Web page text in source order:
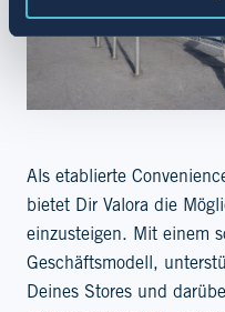
Als etablierte
bietet Dir Valora die
einzusteigen. Mit einem
Geschäftsmodell,
Deines Stores und